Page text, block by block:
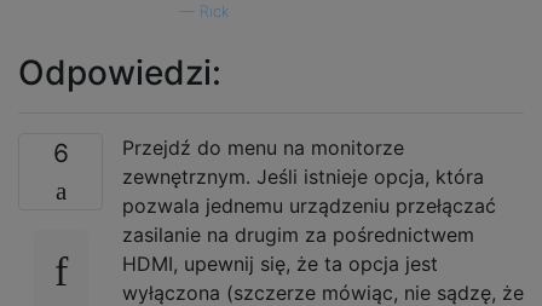
Rick
Odpowiedzi:
6
Przejdź do menu na monitorze
zewnętrznym. Jeśli istnieje opcja, która
pozwala jednemu urządzeniu przełączać
zasilanie na drugim za pośrednictwem
HDMI, upewnij się, że ta opcja jest
wyłączona (szczerze mówiąc, nie sądzę, że